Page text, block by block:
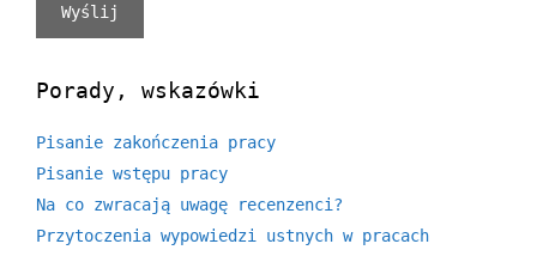
Porady, wskazówki
Pisanie zakończenia pracy
Pisanie wstępu pracy
Na co zwracają uwagę recenzenci?
Przytoczenia wypowiedzi ustnych w pracach